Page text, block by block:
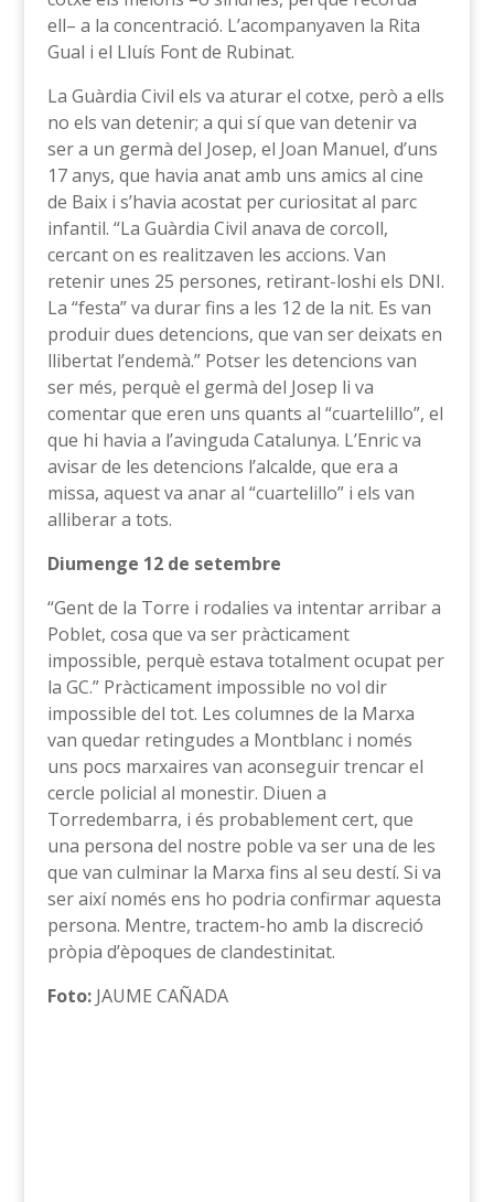
ell– a la concentració. L’acompanyaven la Rita
Gual i el Lluís Font de Rubinat.
La Guàrdia Civil els va aturar el cotxe, però a ells
no els van detenir; a qui sí que van detenir va
ser a un germà del Josep, el Joan Manuel, d’uns
17 anys, que havia anat amb uns amics al cine
de Baix i s’havia acostat per curiositat al parc
infantil. “La Guàrdia Civil anava de corcoll,
cercant on es realitzaven les accions. Van
retenir unes 25 persones, retirant-loshi els DNI.
La “festa” va durar fins a les 12 de la nit. Es van
produir dues detencions, que van ser deixats en
llibertat l’endemà.” Potser les detencions van
ser més, perquè el germà del Josep li va
comentar que eren uns quants al “cuartelillo”, el
que hi havia a l’avinguda Catalunya. L’Enric va
avisar de les detencions l’alcalde, que era a
missa, aquest va anar al “cuartelillo” i els van
alliberar a tots.
Diumenge 12 de setembre
“Gent de la Torre i rodalies va intentar arribar a
Poblet, cosa que va ser pràcticament
impossible, perquè estava totalment ocupat per
la GC.” Pràcticament impossible no vol dir
impossible del tot. Les columnes de la Marxa
van quedar retingudes a Montblanc i només
uns pocs marxaires van aconseguir trencar el
cercle policial al monestir. Diuen a
Torredembarra, i és probablement cert, que
una persona del nostre poble va ser una de les
que van culminar la Marxa fins al seu destí. Si va
ser així només ens ho podria confirmar aquesta
persona. Mentre, tractem-ho amb la discreció
pròpia d’èpoques de clandestinitat.
Foto:JAUME CAÑADA